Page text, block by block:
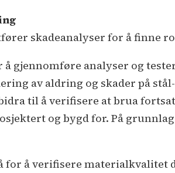
skadeanalyser for å finne
gjennomføre analyser og
av aldring og skader på
til å verifisere at brua
og bygd for. På
for å verifisere